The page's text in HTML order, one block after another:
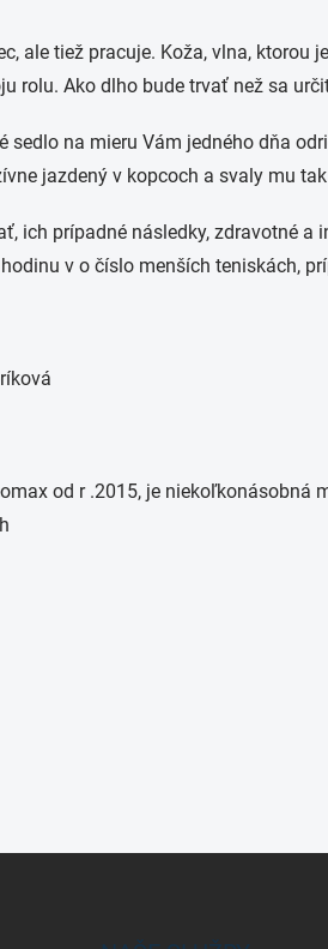
ale tiež pracuje. Koža, vlna,
rolu. Ako dlho bude trvať než sa
sedlo na mieru Vám jedného dňa
jazdený v kopcoch a svaly mu
ich prípadné následky, zdravotné
v o číslo menších teniskách,
od r .2015, je niekoľkonásobná